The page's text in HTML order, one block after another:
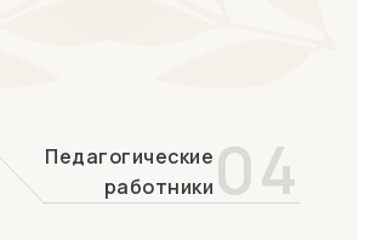
Педагогические
работники 04